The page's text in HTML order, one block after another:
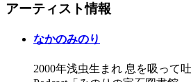
アーティスト情報
なかのみのり
2000年浅虫生まれ 息を吸って